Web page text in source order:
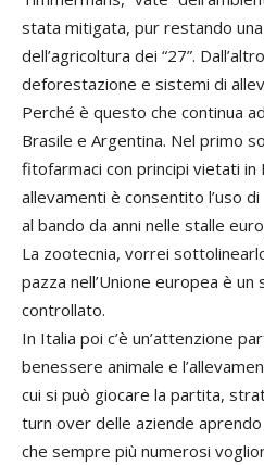
stata mitigata, pur restando
dell’agricoltura dei “27”.
deforestazione e sistemi di
Perché è questo che continua
Brasile e Argentina. Nel primo
fitofarmaci con principi vietati in
allevamenti è consentito l’uso
al bando da anni nelle stalle
La zootecnia, vorrei
pazza nell’Unione europea è
controllato.
In Italia poi c’è un’attenzione
benessere animale e
cui si può giocare la partita,
turn over delle aziende
che sempre più numerosi